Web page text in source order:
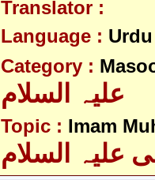
Translator :
Language : Urdu
Category :
Topic : Imam
علیہ السلام